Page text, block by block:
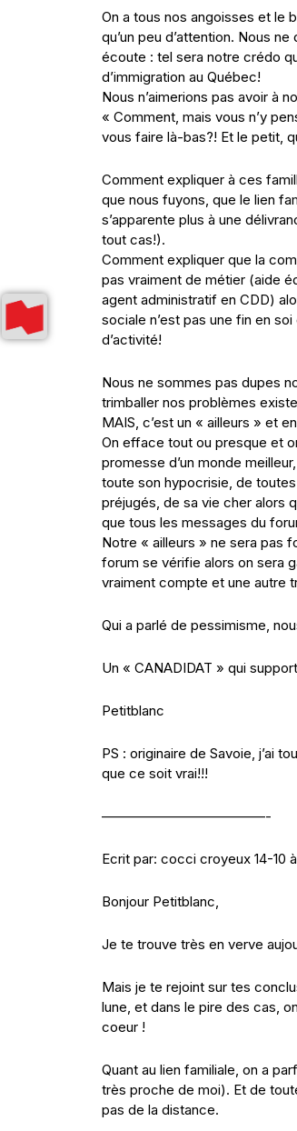
On a tous nos angoisses et le
qu’un peu d’attention. Nous
écoute : tel sera notre crédo
d’immigration au Québec!
Nous n’aimerions pas avoir à
« Comment, mais vous n’y
vous faire là-bas?! Et le petit,
Comment expliquer à ces
que nous fuyons, que le lien
s’apparente plus à une
tout cas!).
Comment expliquer que la
pas vraiment de métier (aide
agent administratif en CDD)
sociale n’est pas une fin en
d’activité!
Nous ne sommes pas dupes
trimballer nos problèmes
MAIS, c’est un « ailleurs » et
On efface tout ou presque et
promesse d’un monde
toute son hypocrisie, de
préjugés, de sa vie cher alors
que tous les messages du
Notre « ailleurs » ne sera pas
forum se vérifie alors on sera
vraiment compte et une autre
Qui a parlé de pessimisme,
Un « CANADIDAT » qui
Petitblanc
PS : originaire de Savoie, j’ai
que ce soit vrai!!!
————————————-
Ecrit par: cocci croyeux 14-10
Bonjour Petitblanc,
Je te trouve très en verve
Mais je te rejoint sur tes
lune, et dans le pire des cas,
coeur !
Quant au lien familiale, on a
très proche de moi). Et de
pas de la distance.